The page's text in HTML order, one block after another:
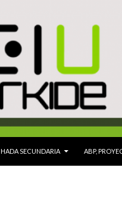
HADA SECUNDARIA
ABP,